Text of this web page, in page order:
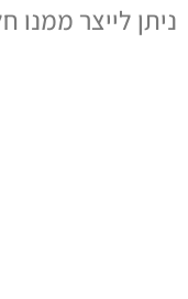
ניתן לייצר ממנו